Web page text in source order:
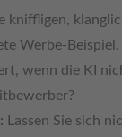
kniffligen,
Werbe-Beispiel.
wenn die KI
Lassen Sie sich